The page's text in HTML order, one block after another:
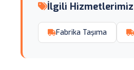
İlgili Hizmetlerimiz
Fabrika Taşıma